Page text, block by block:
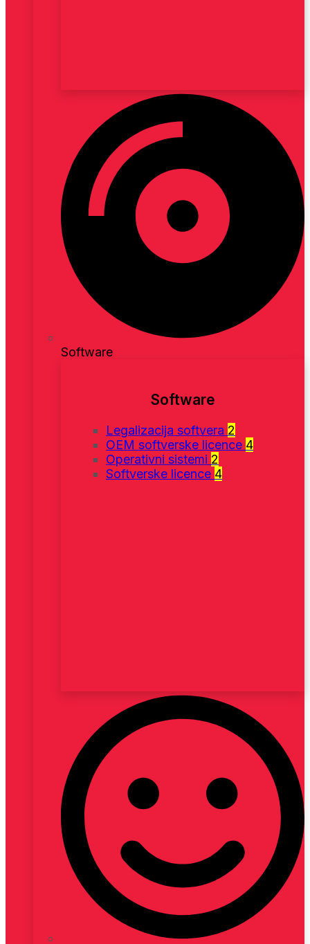
Software
Software
Legalizacija softvera 2
OEM softverske licence 4
Operativni sistemi 2
Softverske licence 4